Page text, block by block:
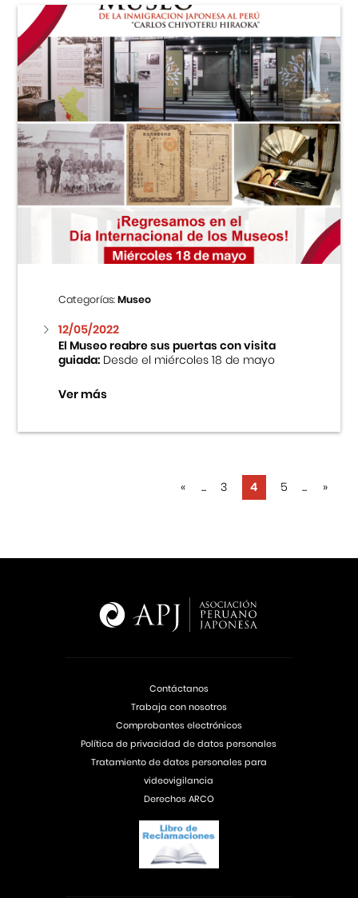
Categorías:Museo
12/05/2022
El Museo reabre sus puertas con visita
guiada:Desde el miércoles 18 de mayo
Ver más
« ... 3 4 5 ... »
Contáctanos
Trabaja con nosotros
Comprobantes electrónicos
Política de privacidad de datos personales
Tratamiento de datos personales para
videovigilancia
Derechos ARCO